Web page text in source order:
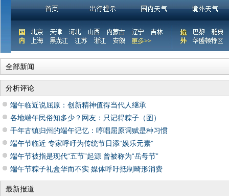
全部新闻
分析评论
端午临近说屈原：创新精神值得当代人继承
各地端午民俗知多少？网友：只记得粽子（图）
千年古镇归州的端午记忆：哼唱屈原词赋是种习惯
端午节临近 专家呼吁为传统节日添“娱乐元素”
端午节被指是现代“五节”起源 曾被称为“岳母节”
端午节粽子礼盒华而不实 媒体呼吁抵制畸形消费
最新报道